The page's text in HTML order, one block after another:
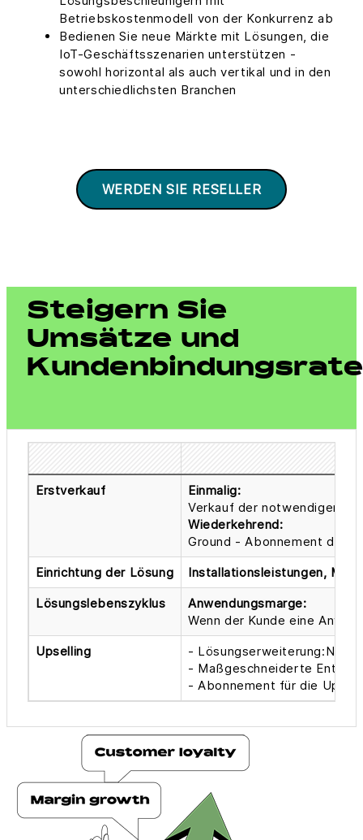
Betriebskostenmodell von der Konkurrenz ab
Bedienen Sie neue Märkte mit Lösungen, die
IoT-Geschäftsszenarien unterstützen -
sowohl horizontal als auch vertikal und in den
unterschiedlichsten Branchen
WERDEN SIE RESELLER
Steigern Sie
Umsätze und
Kundenbindungsrate
Erstverkauf
Einmalig:
Verkauf der notwendigen
Wiederkehrend:
Ground - Abonnement der
Einrichtung der Lösung
Installationsleistungen,
Lösungslebenszyklus
Anwendungsmarge:
Wenn der Kunde eine
Upselling
- Lösungserweiterung:Neue
- Maßgeschneiderte
- Abonnement für die